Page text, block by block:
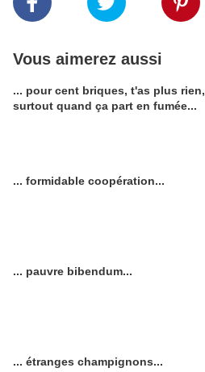
Vous aimerez aussi
... pour cent briques, t'as plus rien,
surtout quand ça part en fumée...
... formidable coopération...
... pauvre bibendum...
... étranges champignons...